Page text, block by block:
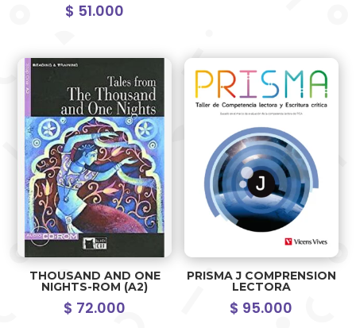
$ 51.000
THOUSAND AND ONE
NIGHTS-ROM (A2)
$ 72.000
PRISMA J COMPRENSION
LECTORA
$ 95.000